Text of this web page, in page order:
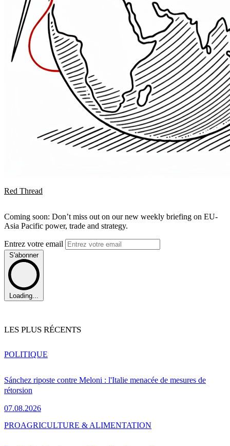
Red Thread
Coming soon: Don’t miss out on our new weekly briefing on EU-
Asia Pacific power, trade and strategy.
Entrez votre email
S'abonner
Loading...
LES PLUS RÉCENTS
Sánchez riposte contre Meloni : l'Italie menacée de mesures de
rétorsion
07.08.2026
POLITIQUE
PROAGRICULTURE & ALIMENTATION